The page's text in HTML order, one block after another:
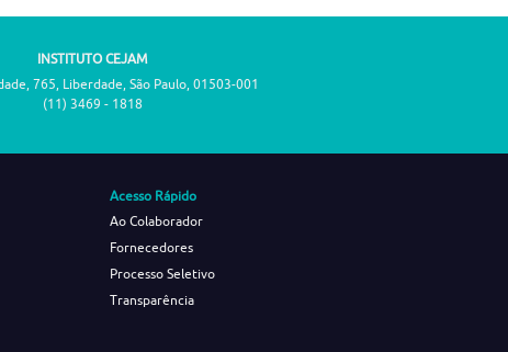
INSTITUTO CEJAM
765, Liberdade, São Paulo, 01503-001
(11) 3469 - 1818
Acesso Rápido
Ao Colaborador
Fornecedores
Processo Seletivo
Transparência